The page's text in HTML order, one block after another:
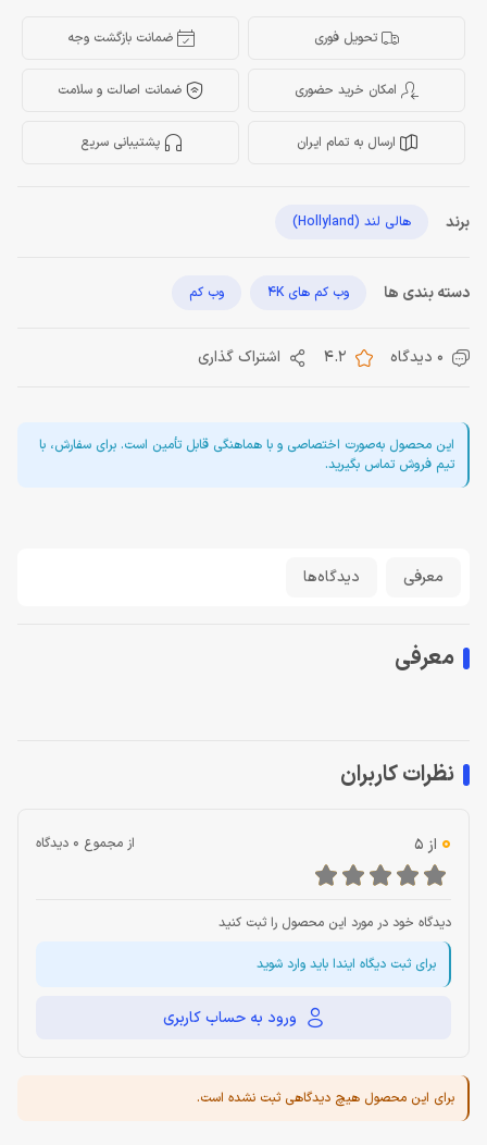
تحویل فوری ضمانت بازگشت وجه
امکان خرید حضوری ضمانت اصالت و سلامت
ارسال به تمام ایران پشتیبانی سریع
برند هالی لند (Hollyland)
دسته بندی ها وب کم های 4K وب کم
0 دیدگاه 4.2 اشتراک گذاری
این محصول به‌صورت اختصاصی و با هماهنگی قابل تأمین است. برای سفارش، با
تیم فروش تماس بگیرید.
معرفی دیدگاه‌ها
معرفی
نظرات کاربران
0 از 5 از مجموع 0 دیدگاه
دیدگاه خود در مورد این محصول را ثبت کنید
برای ثبت دیگاه ایندا باید وارد شوید
ورود به حساب کاربری
برای این محصول هیچ دیدگاهی ثبت نشده است.